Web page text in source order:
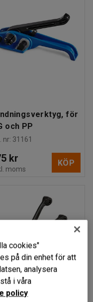
för
och PP
nr: 31161
kr
moms
KÖP
cookies"
på din enhet för att
analysera
i våra
policy